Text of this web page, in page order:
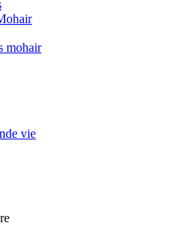
mohair
vie